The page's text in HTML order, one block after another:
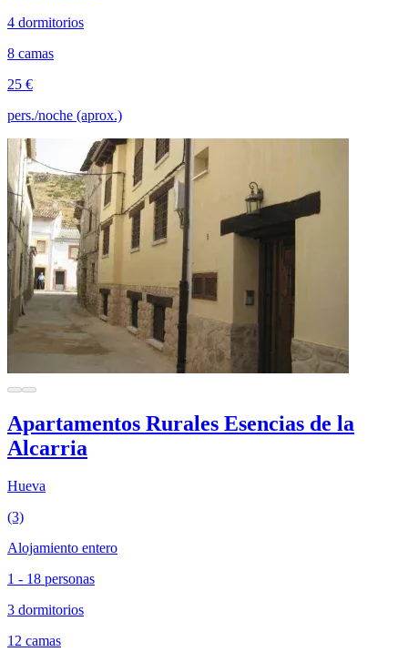
4 dormitorios
8 camas
25 €
pers./noche (aprox.)
Apartamentos Rurales Esencias de la
Alcarria
Hueva
(3)
Alojamiento entero
1 - 18 personas
3 dormitorios
12 camas